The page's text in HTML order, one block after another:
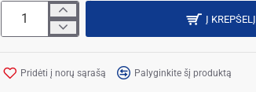
Į KREPŠELĮ
Pridėti į norų sąrašą Palyginkite šį produktą